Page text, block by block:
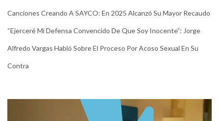
Canciones Creando A SAYCO: En 2025 Alcanzó Su Mayor Recaudo
“Ejerceré Mi Defensa Convencido De Que Soy Inocente”: Jorge
Alfredo Vargas Habló Sobre El Proceso Por Acoso Sexual En Su
Contra